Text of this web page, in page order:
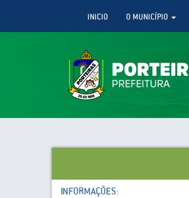
INICIO O MUNICÍPIO
INFORMAÇÕES: